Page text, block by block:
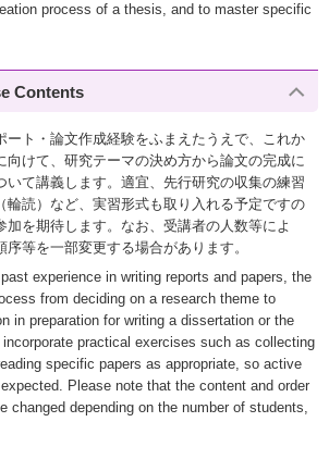
process of a thesis, and to master specific
Contents
ート・論文作成経験をふまえたうえで、これか
向けて、研究テーマの決め方から論文の完成に
いて講義します。適宜、先行研究の収集の練習
輪読）など、実習形式も取り入れる予定ですの
加を期待します。なお、受講者の人数等によ
等を一部変更する場合があります。
experience in writing reports and papers, the
from deciding on a research theme to
in preparation for writing a dissertation or the
practical exercises such as collecting
specific papers as appropriate, so active
Please note that the content and order
changed depending on the number of students,